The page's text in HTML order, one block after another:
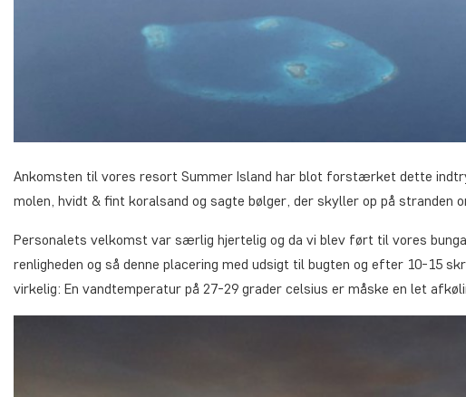
Ankomsten til vores resort Summer Island har blot forstærket dette
molen, hvidt & fint koralsand og sagte bølger, der skyller op på stranden
Personalets velkomst var særlig hjertelig og da vi blev ført til vores
renligheden og så denne placering med udsigt til bugten og efter 10-15
virkelig: En vandtemperatur på 27-29 grader celsius er måske en let